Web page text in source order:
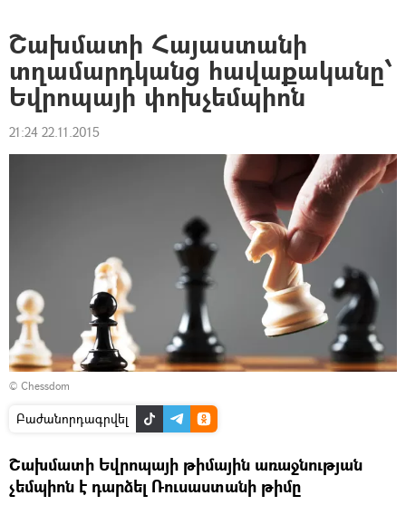
Շախմատի Հայաստանի
տղամարդկանց հավաքականը՝
Եվրոպայի փոխչեմպիոն
21:24 22.11.2015
© Chessdom
Բաժանորդագրվել
Շախմատի Եվրոպայի թիմային առաջնության
չեմպիոն է դարձել Ռուսաստանի թիմը